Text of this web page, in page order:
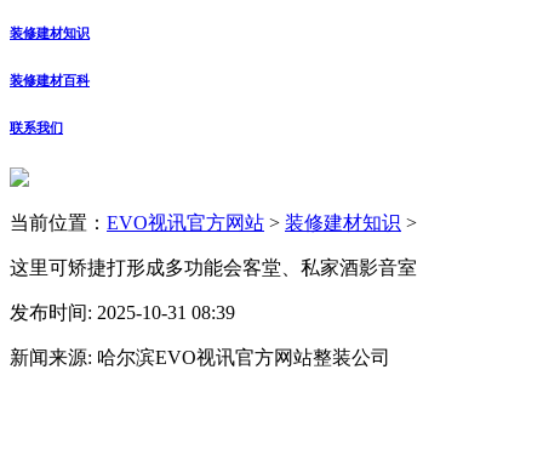
装修建材知识
装修建材百科
联系我们
当前位置： EVO视讯官方网站 > 装修建材知识 >
这里可矫捷打形成多功能会客堂、私家酒影音室
发布时间: 2025-10-31 08:39
新闻来源: 哈尔滨EVO视讯官方网站整装公司